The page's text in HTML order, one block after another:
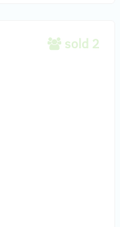
sold 2